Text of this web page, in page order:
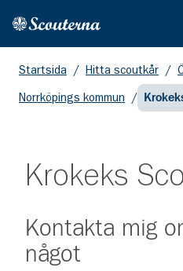
Hem
Startsida / Hitta scoutkår /
Norrköpings kommun /
Krokeks
Kontakta mig
något